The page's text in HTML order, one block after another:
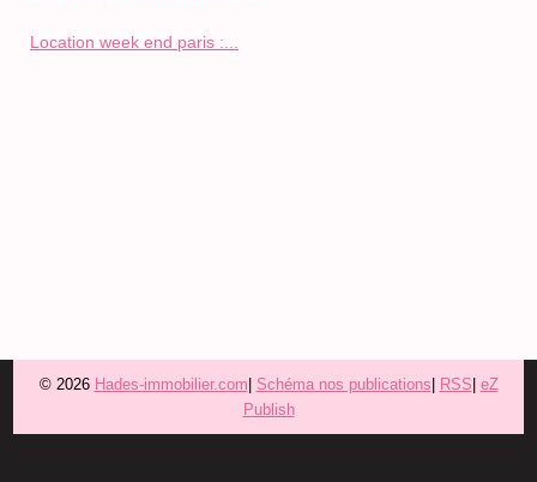
Location week end paris :...
© 2026 Hades-immobilier.com Schéma nos publications RSS eZ
Publish